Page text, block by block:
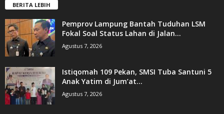
BERITA LEBIH
Pemprov Lampung Bantah Tuduhan LSM
Fokal Soal Status Lahan di Jalan...
Agustus 7, 2026
Istiqomah 109 Pekan, SMSI Tuba Santuni 5
Anak Yatim di Jum’at...
Agustus 7, 2026